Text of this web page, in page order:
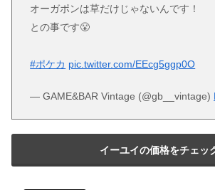
オーガポンは草だけじゃないんです！
との事です😤
#ポケカ pic.twitter.com/EEcg5ggp0O
— GAME&BAR Vintage (@gb__vintage)
イーユイの価格をチェッ